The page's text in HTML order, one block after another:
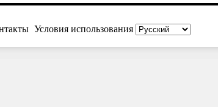
Условия использования